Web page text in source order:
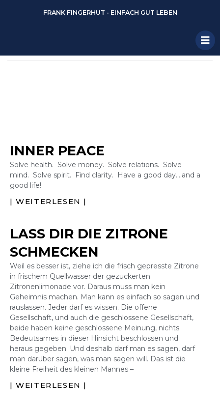
FRANK FINGERHUT - EINFACH GUT LEBEN
INNER PEACE
Solve health. Solve money. Solve relations. Solve
mind. Solve spirit. Find clarity. Have a good day….and a
good life!
| WEITERLESEN |
LASS DIR DIE ZITRONE
SCHMECKEN
Weil es besser ist, ziehe ich die frisch gepresste Zitrone
in frischem Quellwasser der gezuckerten
Zitronenlimonade vor. Daraus muss man kein
Geheimnis machen. Man kann es einfach so sagen und
rauslassen. Jeder darf es wissen. Die offene
Gesellschaft, und auch die geschlossene Gesellschaft,
beide haben keine geschlossene Meinung, nichts
Bedeutsames in dieser Hinsicht beschlossen und
heraus gegeben. Und deshalb darf man es sagen, darf
man darüber sagen, was man sagen will. Das ist die
kleine Freiheit des kleinen Mannes –
| WEITERLESEN |